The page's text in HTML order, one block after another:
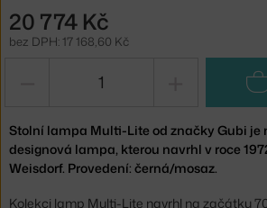
20 774 Kč
bez DPH: 17 168,60 Kč
Stolní lampa Multi-Lite od značky Gubi je
designová lampa, kterou navrhl v roce
Weisdorf. Provedení: černá/mosaz.
Kolekci lamp Multi-Lite navrhl na začátku